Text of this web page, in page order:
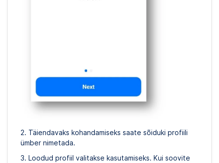
2. Täiendavaks kohandamiseks saate sõiduki profiili
ümber nimetada.
3. Loodud profiil valitakse kasutamiseks. Kui soovite